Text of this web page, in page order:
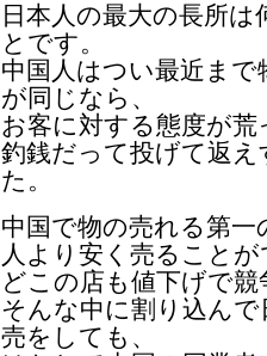
日本人の最大の長所
とです。
中国人はつい最近ま
が同じなら、
お客に対する態度が荒
釣銭だって投げて返
た。
中国で物の売れる第
人より安く売ること
どこの店も値下げで
そんな中に割り込ん
売をしても、